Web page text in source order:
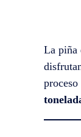
La piña
proceso